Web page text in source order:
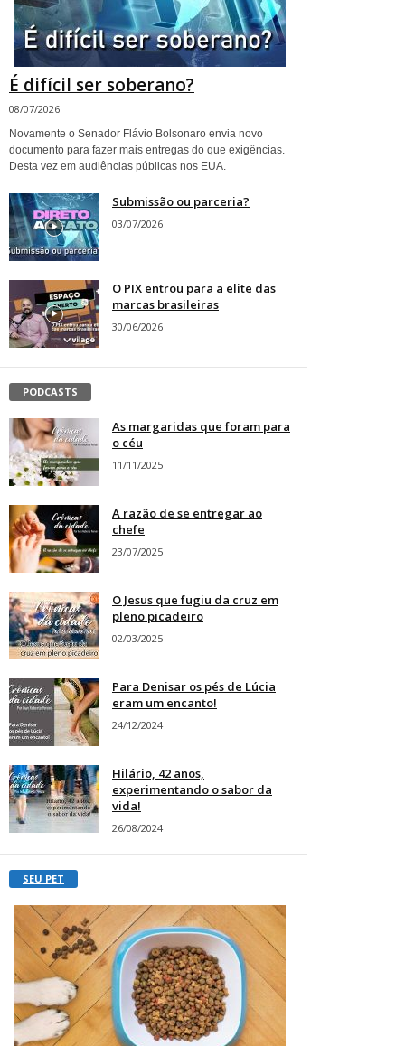
É difícil ser soberano?
08/07/2026
Novamente o Senador Flávio Bolsonaro envia novo
documento para fazer mais entregas do que exigências.
Desta vez em audiências públicas nos EUA.
Submissão ou parceria?
03/07/2026
O PIX entrou para a elite das
marcas brasileiras
30/06/2026
PODCASTS
As margaridas que foram para
o céu
11/11/2025
A razão de se entregar ao
chefe
23/07/2025
O Jesus que fugiu da cruz em
pleno picadeiro
02/03/2025
Para Denisar os pés de Lúcia
eram um encanto!
24/12/2024
Hilário, 42 anos,
experimentando o sabor da
vida!
26/08/2024
SEU PET